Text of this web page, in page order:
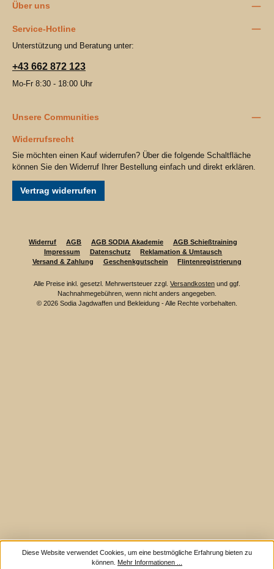
Über uns
Service-Hotline
Unterstützung und Beratung unter:
+43 662 872 123
Mo-Fr 8:30 - 18:00 Uhr
Unsere Communities
Widerrufsrecht
Sie möchten einen Kauf widerrufen? Über die folgende Schaltfläche
können Sie den Widerruf Ihrer Bestellung einfach und direkt erklären.
Vertrag widerrufen
Widerruf AGB AGB SODIA Akademie
AGB Schießtraining
Impressum
Datenschutz
Reklamation & Umtausch
Versand & Zahlung
Geschenkgutschein Flintenregistrierung
Alle Preise inkl. gesetzl. Mehrwertsteuer zzgl. Versandkosten und ggf.
Nachnahmegebühren, wenn nicht anders angegeben.
© 2026 Sodia Jagdwaffen und Bekleidung - Alle Rechte vorbehalten.
Diese Website verwendet Cookies, um eine bestmögliche Erfahrung bieten zu
können. Mehr Informationen ...